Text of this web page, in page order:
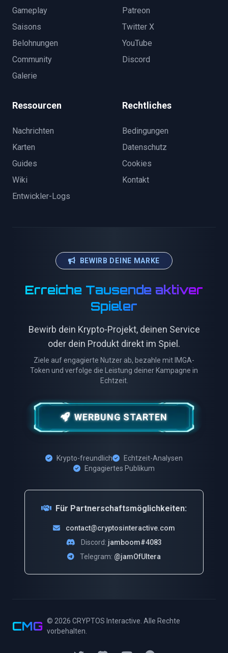
Gameplay
Saisons
Belohnungen
Community
Galerie
Patreon
Twitter X
YouTube
Discord
Ressourcen
Nachrichten
Karten
Guides
Wiki
Entwickler-Logs
Rechtliches
Bedingungen
Datenschutz
Cookies
Kontakt
BEWIRB DEINE MARKE
Erreiche Tausende aktiver
Spieler
Bewirb dein Krypto-Projekt, deinen Service
oder dein Produkt direkt im Spiel.
Ziele auf engagierte Nutzer ab, bezahle mit IMGA-
Token und verfolge die Leistung deiner Kampagne in
Echtzeit.
WERBUNG STARTEN
Krypto-freundlich
Echtzeit-Analysen
Engagiertes Publikum
Für Partnerschaftsmöglichkeiten:
contact@cryptosinteractive.com
Discord: jamboom#4083
Telegram: @jamOfUltera
CMG © 2026 CRYPTOS Interactive . Alle Rechte
vorbehalten.